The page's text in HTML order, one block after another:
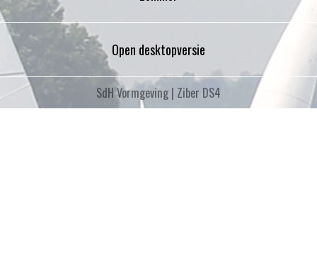
Open desktopversie
SdH Vormgeving | Ziber DS4